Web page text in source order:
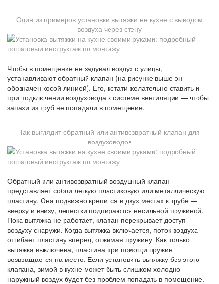
Один из примеров установки вытяжки не кухне с выводом
воздуха через стену
Чтобы в помещение не задувал воздух с улицы,
устанавливают обратный клапан (на рисунке выше он
обозначен косой линией). Его, кстати желательно ставить и
при подключении воздуховода к системе вентиляции — чтобы
запахи из труб не попадали в помещение.
Так выглядит обратный или антивозвратный клапан для
воздуховодов
Обратный или антивозвратный воздушный клапан
представляет собой легкую пластиковую или металлическую
пластину. Она подвижно крепится в двух местах к трубе —
вверху и внизу, лепестки подпираются несильной пружиной.
Пока вытяжка не работает, клапан перекрывает доступ
воздуху снаружи. Когда вытяжка включается, поток воздуха
отгибает пластину вперед, отжимая пружину. Как только
вытяжка выключена, пластина при помощи пружин
возвращается на место. Если установить вытяжку без этого
клапана, зимой в кухне может быть слишком холодно —
наружный воздух будет без проблем попадать в помещение.